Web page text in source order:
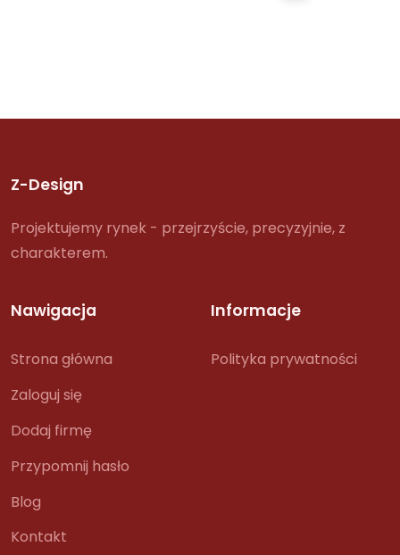
Z-Design
Projektujemy rynek - przejrzyście, precyzyjnie, z
charakterem.
Nawigacja
Strona główna
Zaloguj się
Dodaj firmę
Przypomnij hasło
Blog
Kontakt
Informacje
Polityka prywatności